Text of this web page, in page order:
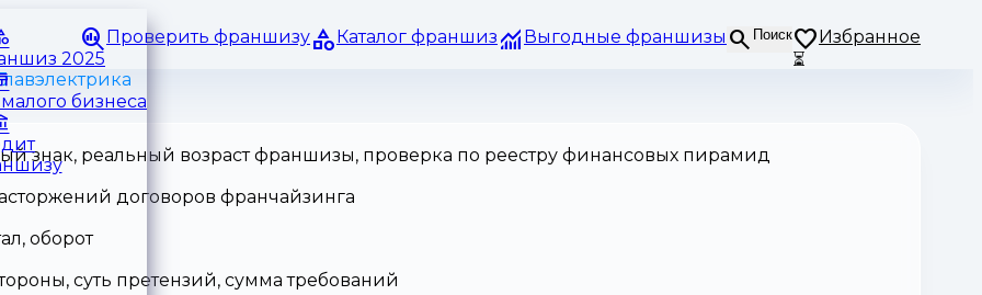
Проверить франшизу Каталог франшиз Выгодные франшизы Поиск
Избранное
⏳
2025
бизнеса
знак, реальный возраст франшизы, проверка по реестру финансовых пирамид
договоров франчайзинга
оборот
суть претензий, сумма требований